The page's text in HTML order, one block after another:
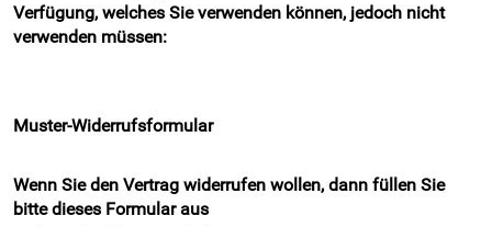
Verfügung, welches Sie verwenden können, jedoch nicht
verwenden müssen:
Muster-Widerrufsformular
Wenn Sie den Vertrag widerrufen wollen, dann füllen Sie
bitte dieses Formular aus